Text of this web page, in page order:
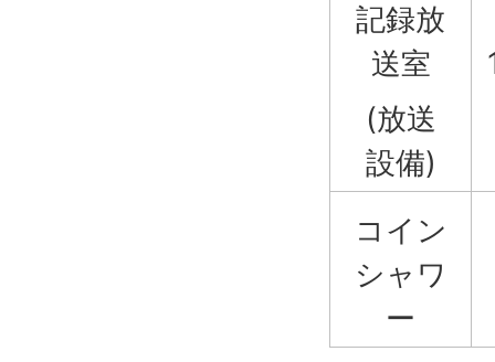
記録放
送室
(放送
設備)
コイン
シャワ
ー